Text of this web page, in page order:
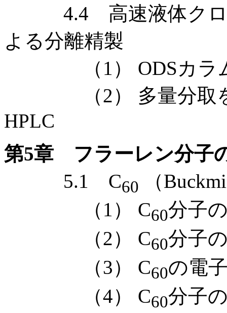
4.4 高速液体クロマ
よる分離精製
（1） ODSカラム
（2） 多量分取を
HPLC
第5章 フラーレン分子
5.1 C60
（
（1） C60分子
（2） C60分子
（3） C60の電
（4） C60分子